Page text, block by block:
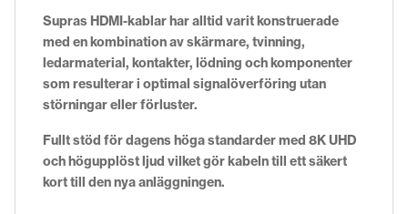
Supras HDMI-kablar har alltid varit konstruerade
med en kombination av skärmare, tvinning,
ledarmaterial, kontakter, lödning och komponenter
som resulterar i optimal signalöverföring utan
störningar eller förluster.
Fullt stöd för dagens höga standarder med 8K UHD
och högupplöst ljud vilket gör kabeln till ett säkert
kort till den nya anläggningen.